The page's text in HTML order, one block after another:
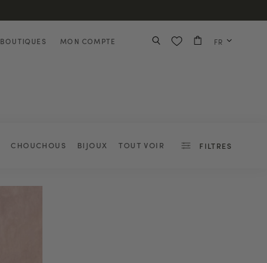
BOUTIQUES MON COMPTE FR
CHOUCHOUS BIJOUX TOUT VOIR FILTRES